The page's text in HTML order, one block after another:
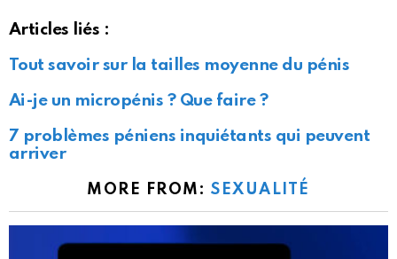
Articles liés :
Tout savoir sur la tailles moyenne du pénis
Ai-je un micropénis ? Que faire ?
7 problèmes péniens inquiétants qui peuvent
arriver
MORE FROM:SEXUALITÉ